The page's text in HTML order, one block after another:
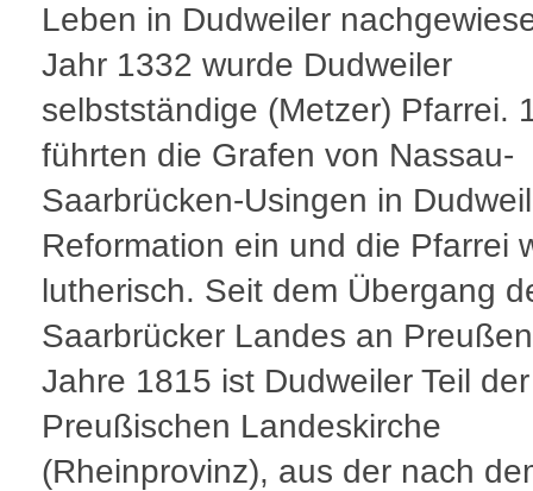
Leben in Dudweiler
Jahr 1332 wurde Dudweiler
selbstständige (Metzer) Pfarrei.
führten die Grafen von Nassau-
Saarbrücken-Usingen in
Reformation ein und die Pfarrei
lutherisch. Seit dem Übergang
Saarbrücker Landes an
Jahre 1815 ist Dudweiler Teil der
Preußischen Landeskirche
(Rheinprovinz), aus der nach